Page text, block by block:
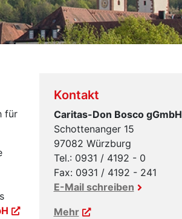
für
Kontakt
Caritas-Don Bosco gGmbH
Schottenanger 15
97082 Würzburg
Tel.: 0931 / 4192 - 0
Fax: 0931 / 4192 - 241
E-Mail schreiben
Mehr